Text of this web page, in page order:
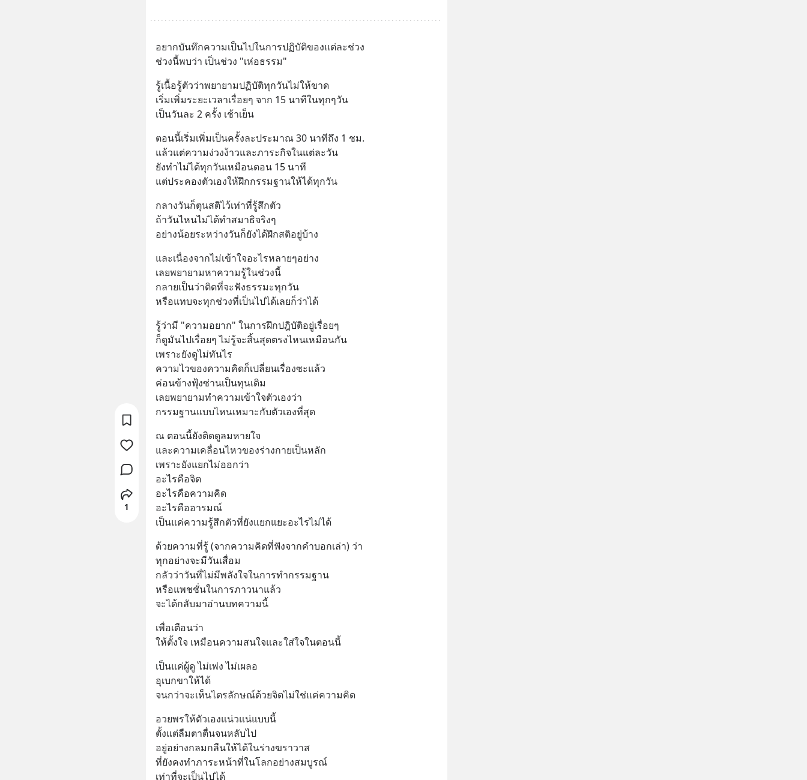
อยากบันทึกความเป็นไปในการปฏิบัติของแต่ละช่วง
ช่วงนี้พบว่า เป็นช่วง "เห่อธรรม"
รู้เนื้อรู้ตัวว่าพยายามปฏิบัติทุกวันไม่ให้ขาด
เริ่มเพิ่มระยะเวลาเรื่อยๆ จาก 15 นาทีในทุกๆวัน
เป็นวันละ 2 ครั้ง เช้าเย็น
ตอนนี้เริ่มเพิ่มเป็นครั้งละประมาณ 30 นาทีถึง 1 ชม.
แล้วแต่ความง่วงง้าวและภาระกิจในแต่ละวัน
ยังทำไม่ได้ทุกวันเหมือนตอน 15 นาที
แต่ประคองตัวเองให้ฝึกกรรมฐานให้ได้ทุกวัน
กลางวันก็ตุนสติไว้เท่าที่รู้สึกตัว
ถ้าวันไหนไม่ได้ทำสมาธิจริงๆ
อย่างน้อยระหว่างวันก็ยังได้ฝึกสติอยู่บ้าง
และเนื่องจากไม่เข้าใจอะไรหลายๆอย่าง
เลยพยายามหาความรู้ในช่วงนี้
กลายเป็นว่าติดที่จะฟังธรรมะทุกวัน
หรือแทบจะทุกช่วงที่เป็นไปได้เลยก็ว่าได้
รู้ว่ามี "ความอยาก" ในการฝึกปฎิบัติอยู่เรื่อยๆ
ก็ดูมันไปเรื่อยๆ ไม่รู้จะสิ้นสุดตรงไหนเหมือนกัน
เพราะยังดูไม่ทันไร
ความไวของความคิดก็เปลี่ยนเรื่องซะแล้ว
ค่อนข้างฟุ้งซ่านเป็นทุนเดิม
เลยพยายามทำความเข้าใจตัวเองว่า
กรรมฐานแบบไหนเหมาะกับตัวเองที่สุด
ณ ตอนนี้ยังติดดูลมหายใจ
และความเคลื่อนไหวของร่างกายเป็นหลัก
เพราะยังแยกไม่ออกว่า
อะไรคือจิต
อะไรคือความคิด
อะไรคืออารมณ์
เป็นแค่ความรู้สึกตัวที่ยังแยกแยะอะไรไม่ได้
ด้วยความที่รู้ (จากความคิดที่ฟังจากคำบอกเล่า) ว่า
ทุกอย่างจะมีวันเสื่อม
กลัวว่าวันที่ไม่มีพลังใจในการทำกรรมฐาน
หรือแพชชั่นในการภาวนาแล้ว
จะได้กลับมาอ่านบทความนี้
เพื่อเตือนว่า
ให้ตั้งใจ เหมือนความสนใจและใส่ใจในตอนนี้
เป็นแค่ผู้ดู ไม่เพ่ง ไม่เผลอ
อุเบกขาให้ได้
จนกว่าจะเห็นไตรลักษณ์ด้วยจิตไม่ใช่แค่ความคิด
อวยพรให้ตัวเองแน่วแน่แบบนี้
ตั้งแต่ลืมตาตื่นจนหลับไป
อยู่อย่างกลมกลืนให้ได้ในร่างฆราวาส
ที่ยังคงทำภาระหน้าที่ในโลกอย่างสมบูรณ์
เท่าที่จะเป็นไปได้
1